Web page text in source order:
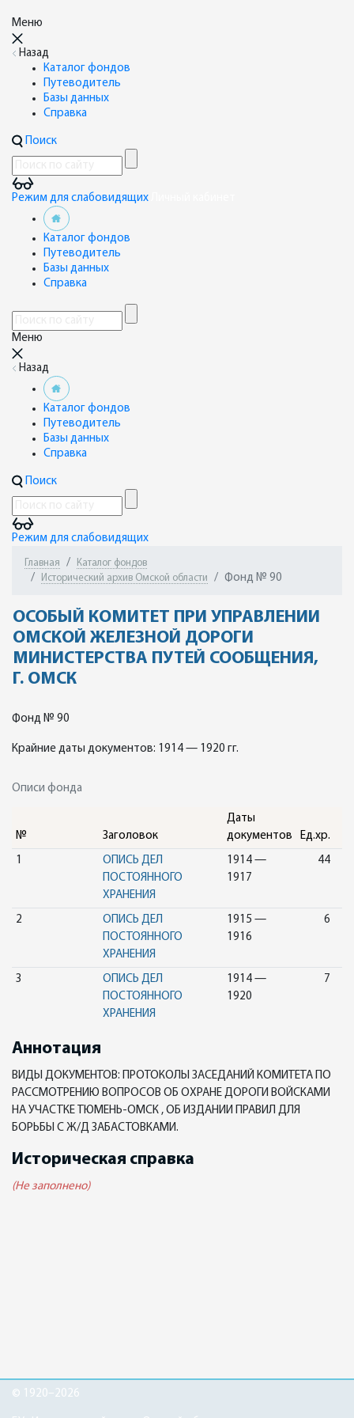
Меню
Назад
Каталог фондов
Путеводитель
Базы данных
Справка
Поиск
Режим для слабовидящих
Каталог фондов
Путеводитель
Базы данных
Справка
Меню
Назад
Каталог фондов
Путеводитель
Базы данных
Справка
Поиск
Режим для слабовидящих
Главная
Каталог фондов
Исторический архив Омской области
Фонд № 90
ОСОБЫЙ КОМИТЕТ ПРИ УПРАВЛЕНИИ
ОМСКОЙ ЖЕЛЕЗНОЙ ДОРОГИ
МИНИСТЕРСТВА ПУТЕЙ СООБЩЕНИЯ,
Г. ОМСК
Фонд № 90
Крайние даты документов: 1914 — 1920 гг.
Описи фонда
№ Заголовок
Даты
документов
Ед.хр.
1
ОПИСЬ ДЕЛ
ПОСТОЯННОГО
ХРАНЕНИЯ
1914 —
1917
44
2
ОПИСЬ ДЕЛ
ПОСТОЯННОГО
ХРАНЕНИЯ
1915 —
1916
6
3
ОПИСЬ ДЕЛ
ПОСТОЯННОГО
ХРАНЕНИЯ
1914 —
1920
7
Аннотация
ВИДЫ ДОКУМЕНТОВ: ПРОТОКОЛЫ ЗАСЕДАНИЙ КОМИТЕТА ПО
РАССМОТРЕНИЮ ВОПРОСОВ ОБ ОХРАНЕ ДОРОГИ ВОЙСКАМИ
НА УЧАСТКЕ ТЮМЕНЬ-ОМСК , ОБ ИЗДАНИИ ПРАВИЛ ДЛЯ
БОРЬБЫ С Ж/Д ЗАБАСТОВКАМИ.
Историческая справка
(Не заполнено)
© 1920–2026